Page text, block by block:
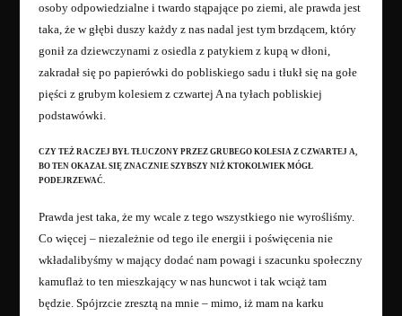
osoby odpowiedzialne i twardo stąpające po ziemi, ale prawda jest
taka, że w głębi duszy każdy z nas nadal jest tym brzdącem, który
gonił za dziewczynami z osiedla z patykiem z kupą w dłoni,
zakradał się po papierówki do pobliskiego sadu i tłukł się na gołe
pięści z grubym kolesiem z czwartej A na tyłach pobliskiej
podstawówki.
CZY TEŻ RACZEJ BYŁ TŁUCZONY PRZEZ GRUBEGO KOLESIA Z CZWARTEJ A,
BO TEN OKAZAŁ SIĘ ZNACZNIE SZYBSZY NIŻ KTOKOLWIEK MÓGŁ
PODEJRZEWAĆ.
Prawda jest taka, że my wcale z tego wszystkiego nie wyrośliśmy.
Co więcej – niezależnie od tego ile energii i poświęcenia nie
wkładalibyśmy w mający dodać nam powagi i szacunku społeczny
kamuflaż to ten mieszkający w nas huncwot i tak wciąż tam
będzie. Spójrzcie zresztą na mnie – mimo, iż mam na karku